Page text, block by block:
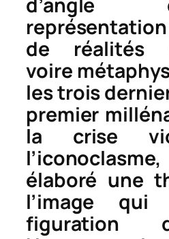
de réalités
voire
les trois
premier
la crise
élaboré une
l’image
figuration